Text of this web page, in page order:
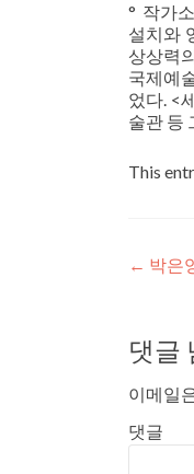
° 작가
설치와
상상력
국제예
었다. <
술관 등
This
← 박은
댓글
이메일
댓글